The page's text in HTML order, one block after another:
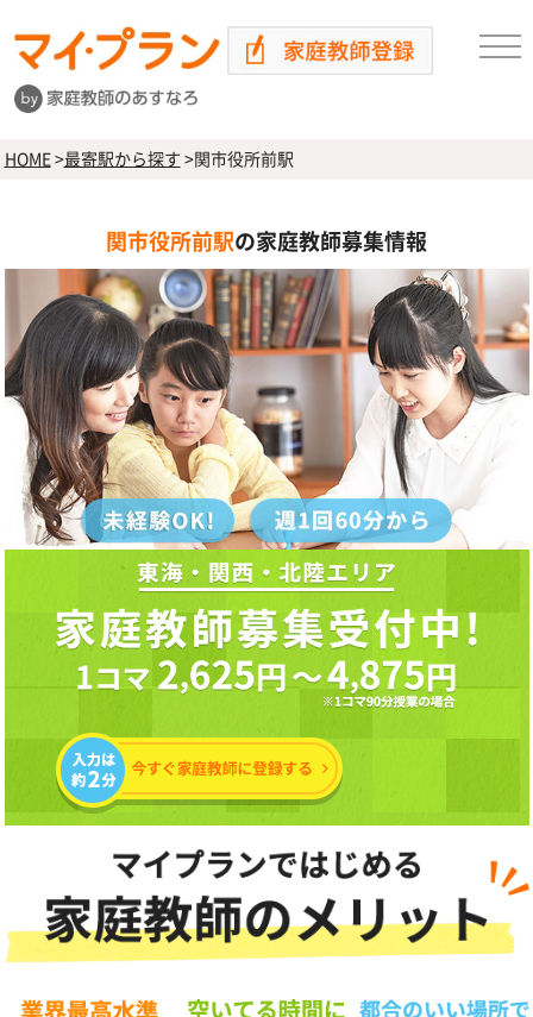
HOME>最寄駅から探す >関市役所前駅
関市役所前駅の家庭教師募集情報